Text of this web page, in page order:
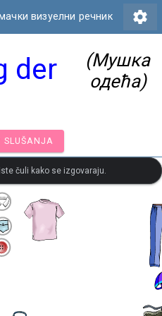
визуелни речник settings
der
(Мушка
одећа)
SLUŠANJA
čuli kako se izgovaraju.